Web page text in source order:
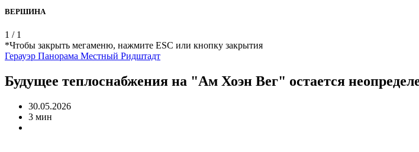
ВЕРШИНА
1 / 1
*Чтобы закрыть мегаменю, нажмите ESC или кнопку закрытия
Герауэр Панорама Местный Ридштадт
Будущее теплоснабжения на "Ам Хоэн Вег" остается
30.05.2026
3 мин